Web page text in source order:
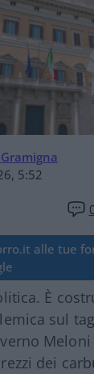
5:52
alle tue
È
sul
dei